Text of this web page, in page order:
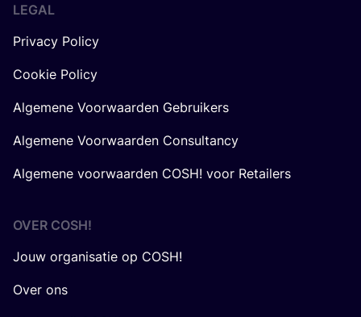
LEGAL
Privacy Policy
Cookie Policy
Algemene Voorwaarden Gebruikers
Algemene Voorwaarden Consultancy
Algemene voorwaarden COSH! voor Retailers
OVER COSH!
Jouw organisatie op COSH!
Over ons